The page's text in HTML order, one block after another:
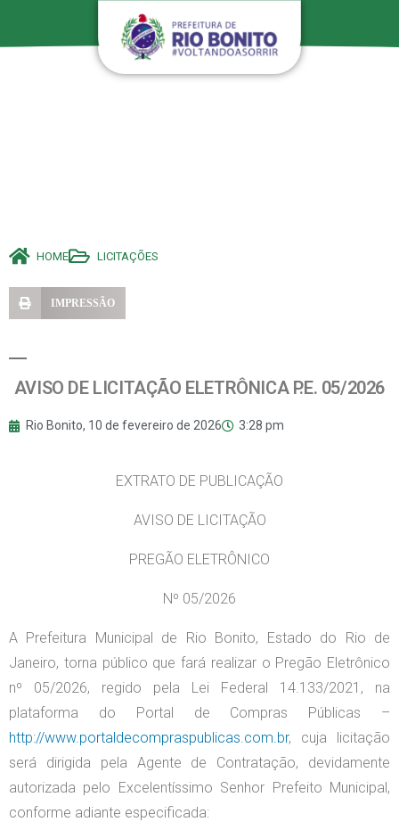
HOME LICITAÇÕES
IMPRESSÃO
AVISO DE LICITAÇÃO ELETRÔNICA P.E. 05/2026
Rio Bonito, 10 de fevereiro de 2026 3:28 pm
EXTRATO DE PUBLICAÇÃO
AVISO DE LICITAÇÃO
PREGÃO ELETRÔNICO
Nº 05/2026
A Prefeitura Municipal de Rio Bonito, Estado do Rio de
Janeiro, torna público que fará realizar o Pregão Eletrônico
nº 05/2026, regido pela Lei Federal 14.133/2021, na
plataforma do Portal de Compras Públicas –
http://www.portaldecompraspublicas.com.br, cuja licitação
será dirigida pela Agente de Contratação, devidamente
autorizada pelo Excelentíssimo Senhor Prefeito Municipal,
conforme adiante especificada: